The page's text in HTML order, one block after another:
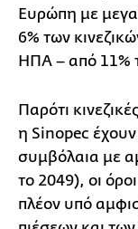
Ευρώπη με
6% των
ΗΠΑ – από 11%
Παρότι
η Sinopec
συμβόλαια με
το 2049), οι
πλέον υπό